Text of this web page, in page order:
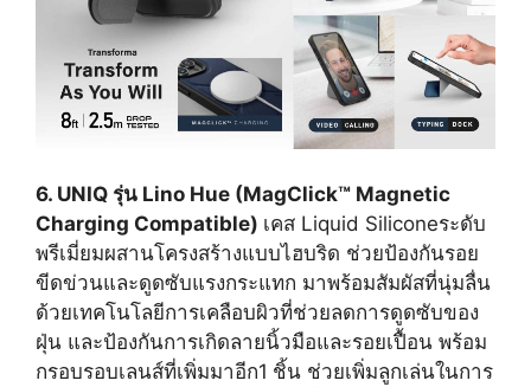
6. UNIQ รุ่น Lino Hue (MagClick™ Magnetic
Charging Compatible) เคส Liquid Siliconeระดับ
พรีเมี่ยมผสานโครงสร้างแบบไฮบริด ช่วยป้องกันรอย
ขีดข่วนและดูดซับแรงกระแทก มาพร้อมสัมผัสที่นุ่มลื่น
ด้วยเทคโนโลยีการเคลือบผิวที่ช่วยลดการดูดซับของ
ฝุ่น และป้องกันการเกิดลายนิ้วมือและรอยเปื้อน พร้อม
กรอบรอบเลนส์ที่เพิ่มมาอีก1 ชิ้น ช่วยเพิ่มลูกเล่นในการ